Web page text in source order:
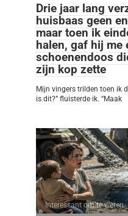
Drie jaar lang
huisbaas geen
maar toen ik
halen, gaf hij me
schoenendoos
zijn kop zette
Mijn vingers trilden toen ik
is dit?” fluisterde ik. “Maak
Interessant om te weten